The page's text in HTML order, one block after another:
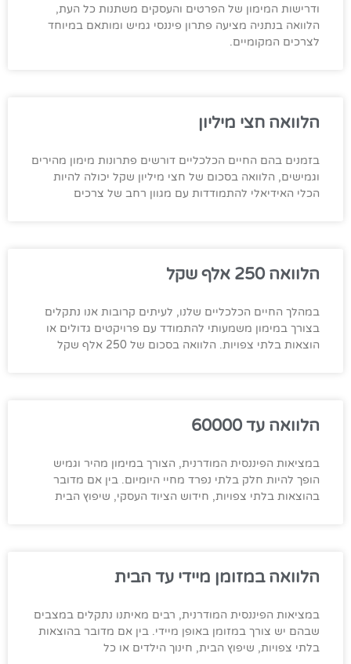
ודרישות המימון של הפרטים והעסקים משתנות כל העת,
הלוואה בנתניה מציעה פתרון פיננסי גמיש ומותאם במיוחד
לצרכים המקומיים.
הלוואה חצי מיליון
בזמנים בהם החיים הכלכליים דורשים פתרונות מימון מהירים
וגמישים, הלוואה בסכום של חצי מיליון שקל יכולה להיות
הכלי האידיאלי להתמודדות עם מגוון רחב של צרכים
הלוואה 250 אלף שקל
במהלך החיים הכלכליים שלנו, לעיתים קרובות אנו נתקלים
בצורך במימון משמעותי להתמודד עם פרויקטים גדולים או
הוצאות בלתי צפויות. הלוואה בסכום של 250 אלף שקל
הלוואה עד 60000
במציאות הפיננסית המודרנית, הצורך במימון מהיר וגמיש
הופך להיות חלק בלתי נפרד מחיי היומיום. בין אם מדובר
בהוצאות בלתי צפויות, חידוש הציוד העסקי, שיפוץ הבית
הלוואה במזומן מיידי עד הבית
במציאות הפיננסית המודרנית, רבים מאיתנו נתקלים במצבים
שבהם יש צורך במזומן באופן מיידי. בין אם מדובר בהוצאות
בלתי צפויות, שיפוץ הבית, חינוך הילדים או כל